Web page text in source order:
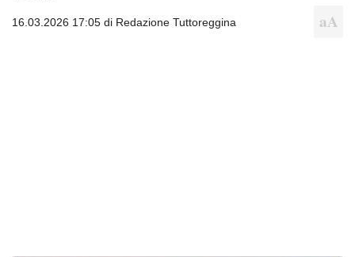
16.03.2026 17:05 di Redazione Tuttoreggina